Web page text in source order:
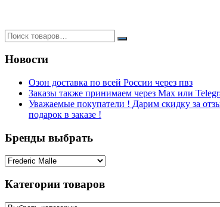
Новости
Озон доставка по всей России через пвз
Заказы также принимаем через Max или
Уважаемые покупатели ! Дарим скидку за
подарок в заказе !
Бренды выбрать
Категории товаров